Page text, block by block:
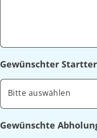
Gewünschter
Bitte auswählen
Gewünschte